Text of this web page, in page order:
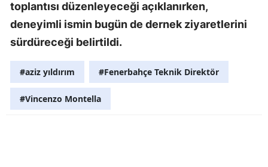
Kırklareli
toplantısı düzenleyeceği açıklanırken,
deneyimli ismin bugün de dernek ziyaretlerini
sürdüreceği belirtildi.
#aziz yıldırım #Fenerbahçe Teknik Direktör
#Vincenzo Montella